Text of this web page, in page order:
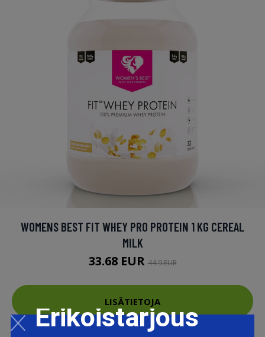
WOMENS BEST FIT WHEY PRO PROTEIN 1 KG CEREAL
MILK
33.68 EUR44.9 EUR
LISÄTIETOJA
Erikoistarjous